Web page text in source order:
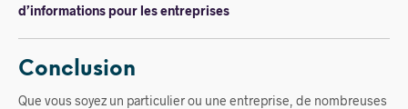
d’informations pour les entreprises
Conclusion
Que vous soyez un particulier ou une entreprise, de nombreuses